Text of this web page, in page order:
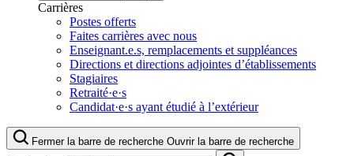
Carrières
Postes offerts
Faites carrières avec nous
Enseignant.e.s, remplacements et suppléances
Directions et directions adjointes d’établissements
Stagiaires
Retraité·e·s
Candidat·e·s ayant étudié à l’extérieur
Fermer la barre de recherche Ouvrir la barre de recherche